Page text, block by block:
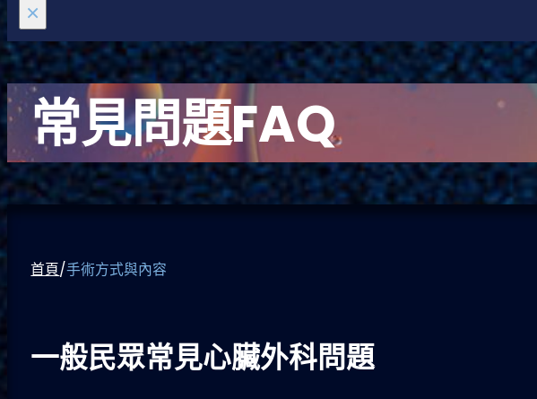
×
常見問題FAQ
首頁/手術方式與內容
一般民眾常見心臟外科問題